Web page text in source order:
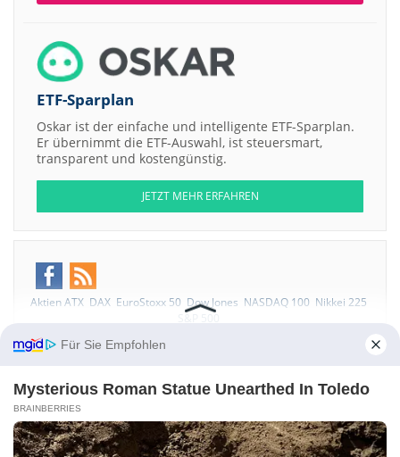
ETF-Sparplan
Oskar ist der einfache und intelligente ETF-Sparplan.
Er übernimmt die ETF-Auswahl, ist steuersmart,
transparent und kostengünstig.
JETZT MEHR ERFAHREN
Aktien ATX DAX EuroStoxx 50 Dow Jones NASDAQ 100 Nikkei 225
Weitere Aktien:
Santana Guitar RSE Archive LLC Membership Interests Series -
Fuabourg2 Hermes Blue Faubourg Birkin RSE Archive LLC
Mmebership Interests Series - Lunar Meteorite Specimen
LLC Membership Interests Series - Batman2 1940 Batman 2 RSE
Collection LLC Membership Interests Series - 1994 SNES Donkey Kong
Für Sie Empfohlen
Mysterious Roman Statue Unearthed In Toledo
BRAINBERRIES